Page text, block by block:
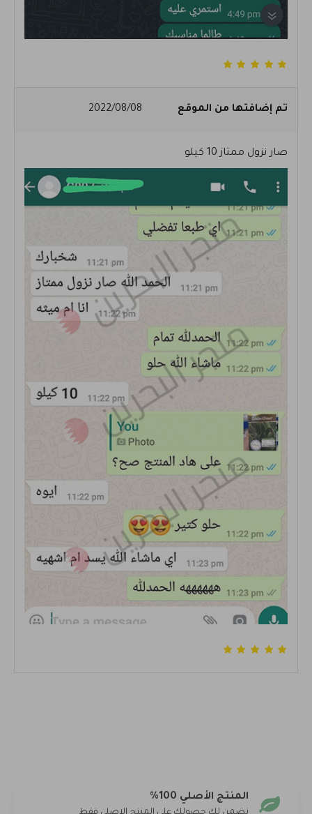
تم إضافتها من الموقع 2022/08/08
صار نزول ممتاز 10 كيلو
المنتج الأصلي 100%